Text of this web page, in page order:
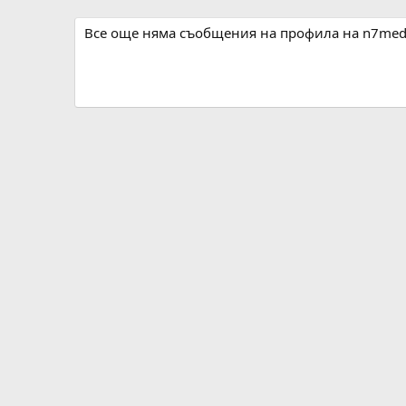
Все още няма съобщения на профила на